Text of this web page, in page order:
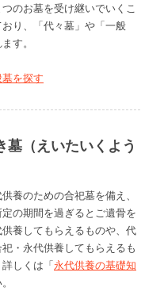
のお墓を受け継いでいくこ
り、「代々墓」や「一般
す。
を探す
墓（えいたいくよう
養のための合祀墓を備え、
の期間を過ぎるとご遺骨を
養してもらえるものや、代
・永代供養してもらえるも
しくは「永代供養の基礎知